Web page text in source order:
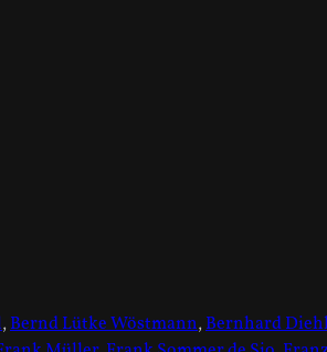
,Bernd Lütke Wöstmann,Bernhard